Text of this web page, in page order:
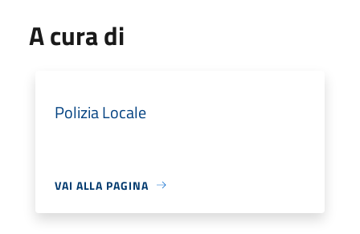
A cura di
Polizia Locale
VAI ALLA PAGINA